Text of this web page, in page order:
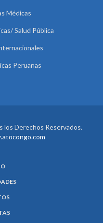
Médicas
Salud Pública
Peruanas
Derechos Reservados.